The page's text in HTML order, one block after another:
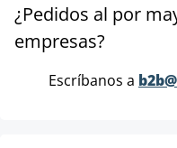
¿Pedidos al por
empresas?
Escríbanos a